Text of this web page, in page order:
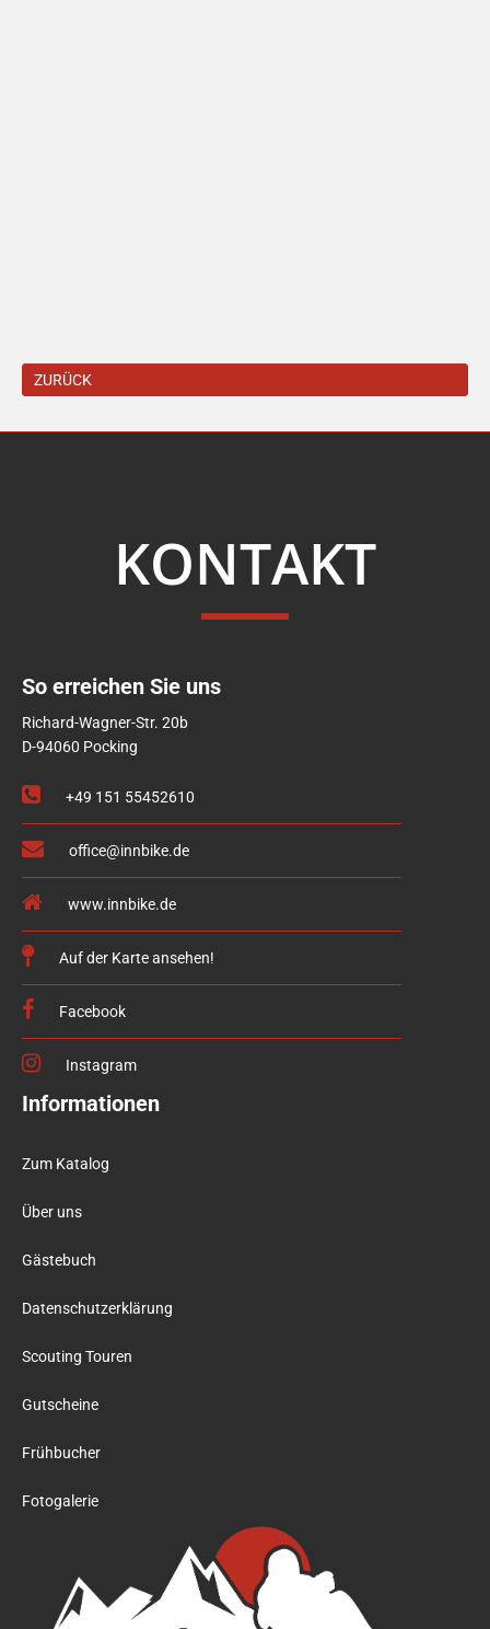
ZURÜCK
KONTAKT
So erreichen Sie uns
Richard-Wagner-Str. 20b
D-94060 Pocking
+49 151 55452610
office@innbike.de
www.innbike.de
Auf der Karte ansehen!
Facebook
Instagram
Informationen
Zum Katalog
Über uns
Gästebuch
Datenschutzerklärung
Scouting Touren
Gutscheine
Frühbucher
Fotogalerie